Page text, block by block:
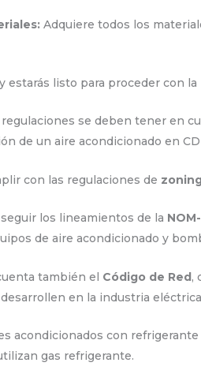
Adquiere todos los
estarás listo para proceder con
se deben tener en
de un aire acondicionado en
con las regulaciones de
los lineamientos de la
de aire acondicionado y
también el Código de Red,
en la industria
acondicionados con
gas refrigerante.